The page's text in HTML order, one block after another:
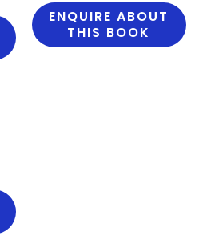
ENQUIRE ABOUT
THIS BOOK